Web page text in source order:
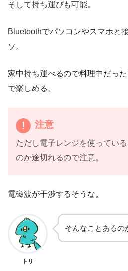
そして持ち運びも可能。
Bluetoothでパソコンやスマホと
ソ。
家中持ち運べるので料理中だっ
で楽しめる。
注意
ただし電子レンジを使ってい
のか途切れるので注意。
電磁波が干渉するそうな。
トリ
そんなことあるの